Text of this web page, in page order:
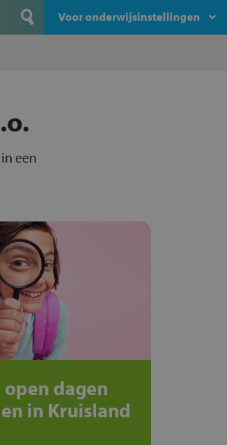
Voor onderwijsinstellingen
een
dagen
in Kruisland